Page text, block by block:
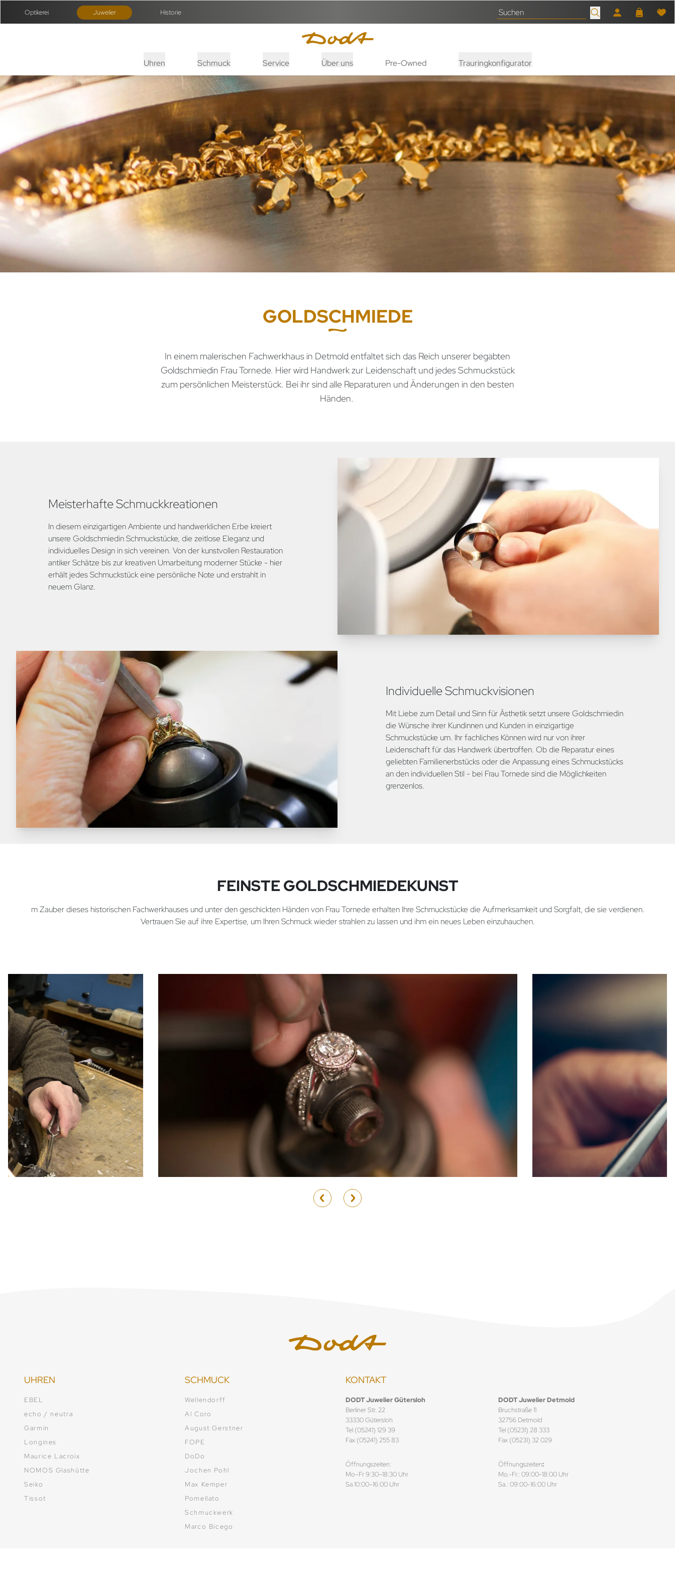
Optikerei Juwelier Historie
Uhren Schmuck Service Über uns Pre-Owned Trauringkonfigurator
GOLDSCHMIEDE
In einem malerischen Fachwerkhaus in Detmold entfaltet sich das Reich unserer begabten
Goldschmiedin Frau Tornede. Hier wird Handwerk zur Leidenschaft und jedes Schmuckstück
zum persönlichen Meisterstück. Bei ihr sind alle Reparaturen und Änderungen in den besten
Händen.
Meisterhafte Schmuckkreationen
In diesem einzigartigen Ambiente und handwerklichen Erbe kreiert
unsere Goldschmiedin Schmuckstücke, die zeitlose Eleganz und
individuelles Design in sich vereinen. Von der kunstvollen Restauration
antiker Schätze bis zur kreativen Umarbeitung moderner Stücke - hier
erhält jedes Schmuckstück eine persönliche Note und erstrahlt in
neuem Glanz.
Individuelle Schmuckvisionen
Mit Liebe zum Detail und Sinn für Ästhetik setzt unsere Goldschmiedin
die Wünsche ihrer Kundinnen und Kunden in einzigartige
Schmuckstücke um. Ihr fachliches Können wird nur von ihrer
Leidenschaft für das Handwerk übertroffen. Ob die Reparatur eines
geliebten Familienerbstücks oder die Anpassung eines Schmuckstücks
an den individuellen Stil - bei Frau Tornede sind die Möglichkeiten
grenzenlos.
FEINSTE GOLDSCHMIEDEKUNST
m Zauber dieses historischen Fachwerkhauses und unter den geschickten Händen von Frau Tornede erhalten Ihre Schmuckstücke die Aufmerksamkeit und Sorgfalt, die sie verdienen.
Vertrauen Sie auf ihre Expertise, um Ihren Schmuck wieder strahlen zu lassen und ihm ein neues Leben einzuhauchen.
UHREN
EBEL
echo / neutra
Garmin
Longines
Maurice Lacroix
NOMOS Glashütte
Seiko
Tissot
SCHMUCK
Wellendorff
Al Coro
August Gerstner
FOPE
DoDo
Jochen Pohl
Max Kemper
Pomellato
Schmuckwerk
Marco Bicego
KONTAKT
DODT Juwelier Gütersloh
Berliner Str. 22
33330 Gütersloh
Tel (05241) 129 39
Fax (05241) 255 83
Öffnungszeiten:
Mo–Fr 9:30–18:30 Uhr
Sa 10:00–16:00 Uhr
DODT Juwelier Detmold
Bruchstraße 11
32756 Detmold
Tel (05231) 28 333
Fax (05231) 32 029
Öffnungszeiten:
Mo.-Fr.: 09:00-18:00 Uhr
Sa.: 09:00-16:00 Uhr